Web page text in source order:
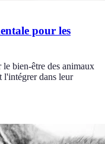
pour les
bien-être des animaux
l'intégrer dans leur